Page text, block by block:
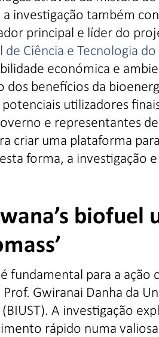
a investigação também
principal e líder do
Ciência e Tecnologia do
económica e
dos benefícios da
utilizadores
e representantes
criar uma plataforma
forma, a investigação
biofuel
fundamental para a
Gwiranai Danha da
A investigação
rápido numa